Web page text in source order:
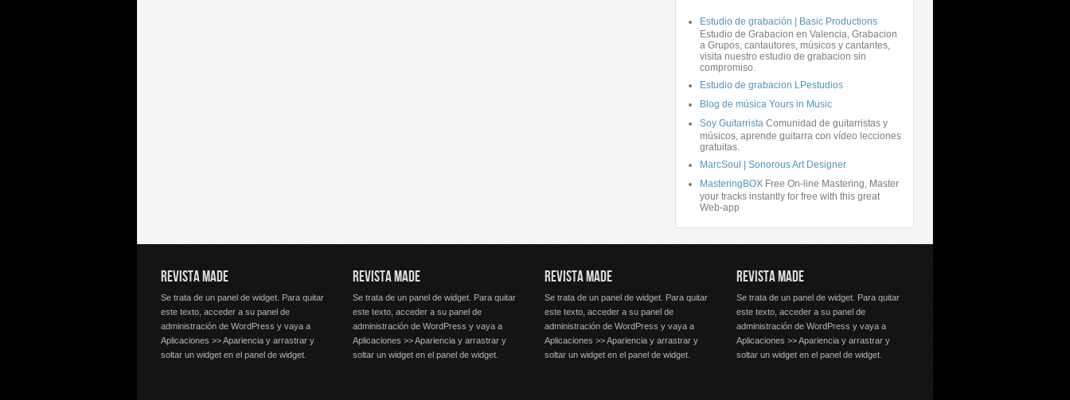
Estudio de grabación | Basic Productions
Estudio de Grabacion en Valencia, Grabacion
a Grupos, cantautores, músicos y cantantes,
visita nuestro estudio de grabacion sin
compromiso.
Estudio de grabacion LPestudios
Blog de música Yours in Music
Soy Guitarrista Comunidad de guitarristas y
músicos, aprende guitarra con vídeo lecciones
gratuitas.
MarcSoul | Sonorous Art Designer
MasteringBOX Free On-line Mastering, Master
your tracks instantly for free with this great
Web-app
REVISTA MADE
Se trata de un panel de widget. Para quitar
este texto, acceder a su panel de
administración de WordPress y vaya a
Aplicaciones >> Apariencia y arrastrar y
soltar un widget en el panel de widget.
REVISTA MADE
Se trata de un panel de widget. Para quitar
este texto, acceder a su panel de
administración de WordPress y vaya a
Aplicaciones >> Apariencia y arrastrar y
soltar un widget en el panel de widget.
REVISTA MADE
Se trata de un panel de widget. Para quitar
este texto, acceder a su panel de
administración de WordPress y vaya a
Aplicaciones >> Apariencia y arrastrar y
soltar un widget en el panel de widget.
REVISTA MADE
Se trata de un panel de widget. Para quitar
este texto, acceder a su panel de
administración de WordPress y vaya a
Aplicaciones >> Apariencia y arrastrar y
soltar un widget en el panel de widget.